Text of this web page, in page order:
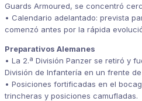
Guards Armoured, se concentró
• Calendario adelantado: prevista
comenzó antes por la rápida
Preparativos Alemanes
• La 2.ª División Panzer se retiró y
División de Infantería en un frente de
• Posiciones fortificadas en el
trincheras y posiciones camufladas.